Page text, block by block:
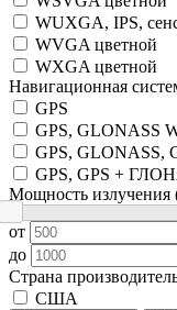
WUXGA, IPS,
WVGA цветной
WXGA цветной
Навигационная
GPS
GPS, GLONASS
GPS, GLONASS,
GPS, GPS +
Мощность излучения
от
до
Страна
США